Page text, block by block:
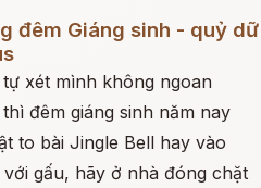
đêm Giáng sinh - quỷ dữ
xét mình không ngoan
đêm giáng sinh năm nay
to bài Jingle Bell hay vào
gấu, hãy ở nhà đóng chặt